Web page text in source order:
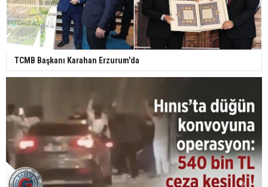
TCMB Başkanı Karahan Erzurum'da